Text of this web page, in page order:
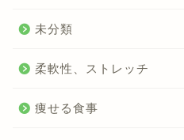
未分類
柔軟性、ストレッチ
痩せる食事